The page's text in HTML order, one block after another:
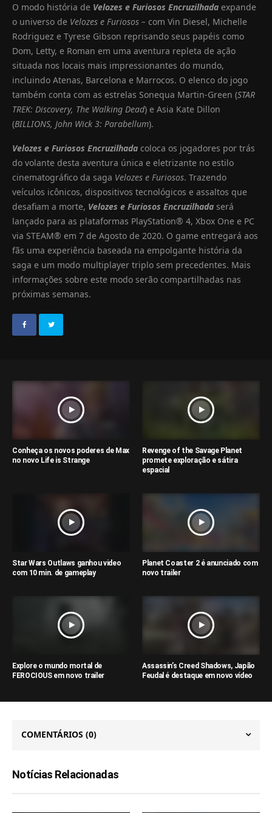
O modo história de Velozes e Furiosos Encruzilhada expande
o universo de Velozes e Furiosos – com Vin Diesel, Michelle
Rodriguez e Tyrese Gibson reprisando seus papéis como
Dom, Letty, e Roman em uma aventura repleta de ação
situada nos locais mais impressionantes do mundo,
incluindo Atenas, Barcelona e Marrocos. O elenco do jogo
também conta com as estrelas Sonequa Martin-Green (STAR
TREK: Discovery, The Walking Dead) e Asia Kate Dillon
(BILLIONS, John Wick 3: Parabellum).
Velozes e Furiosos Encruzilhada coloca os jogadores por trás
do volante desta aventura única e eletrizante no estilo
cinematográfico da saga Velozes e Furiosos. Trazendo
veículos icônicos, dispositivos tecnológicos e assaltos que
desafiam a morte, Velozes e Furiosos Encruzilhada será
lançado para as plataformas PlayStation® 4, Xbox One e PC
via STEAM® em 7 de Agosto de 2020. O game entregará aos
fãs uma experiência baseada na empolgante história da
saga e um modo multiplayer triplo sem precedentes. Mais
informações sobre este modo serão compartilhadas nas
próximas semanas.
Conheça os novos poderes de Max
no novo Life is Strange
Revenge of the Savage Planet
promete exploração e sátira
espacial
Star Wars Outlaws ganhou video
com 10 min. de gameplay
Planet Coaster 2 é anunciado com
novo trailer
Explore o mundo mortal de
FEROCIOUS em novo trailer
Assassin’s Creed Shadows, Japão
Feudal é destaque em novo vídeo
COMENTÁRIOS (0)
Notícias Relacionadas